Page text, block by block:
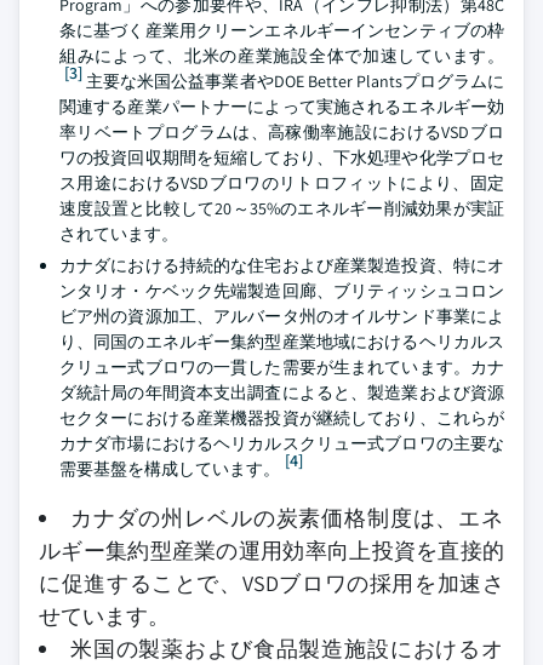
Program」への参加要件や、IRA（インフレ抑制法）第48C
条に基づく産業用クリーンエネルギーインセンティブの枠
組みによって、北米の産業施設全体で加速しています。
[3] 主要な米国公益事業者やDOE Better Plantsプログラムに
関連する産業パートナーによって実施されるエネルギー効
率リベートプログラムは、高稼働率施設におけるVSDブロ
ワの投資回収期間を短縮しており、下水処理や化学プロセ
ス用途におけるVSDブロワのリトロフィットにより、固定
速度設置と比較して20～35%のエネルギー削減効果が実証
されています。
カナダにおける持続的な住宅および産業製造投資、特にオ
ンタリオ・ケベック先端製造回廊、ブリティッシュコロン
ビア州の資源加工、アルバータ州のオイルサンド事業によ
り、同国のエネルギー集約型産業地域におけるヘリカルス
クリュー式ブロワの一貫した需要が生まれています。カナ
ダ統計局の年間資本支出調査によると、製造業および資源
セクターにおける産業機器投資が継続しており、これらが
カナダ市場におけるヘリカルスクリュー式ブロワの主要な
需要基盤を構成しています。
[4]
カナダの州レベルの炭素価格制度は、エネ
ルギー集約型産業の運用効率向上投資を直接的
に促進することで、VSDブロワの採用を加速さ
せています。
米国の製薬および食品製造施設におけるオ